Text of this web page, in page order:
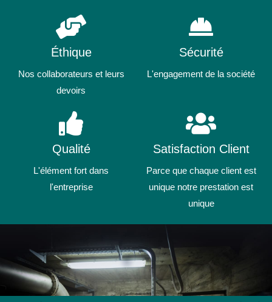
Éthique
Nos collaborateurs et leurs
devoirs
Sécurité
L'engagement de la société
Qualité
L'élément fort dans
l'entreprise
Satisfaction Client
Parce que chaque client est
unique notre prestation est
unique